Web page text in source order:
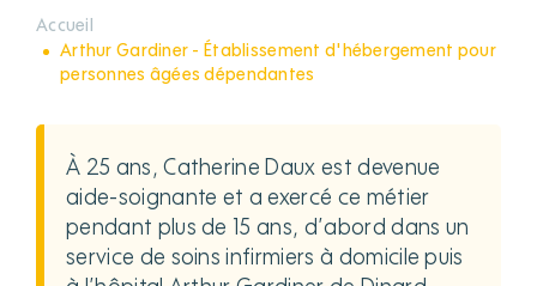
Accueil
Arthur Gardiner - Établissement d'hébergement pour
personnes âgées dépendantes
À 25 ans, Catherine Daux est devenue
aide-soignante et a exercé ce métier
pendant plus de 15 ans, d’abord dans un
service de soins infirmiers à domicile puis